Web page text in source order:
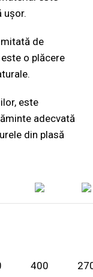
ușor.
de
o plăcere
este
adecvată
din plasă
400